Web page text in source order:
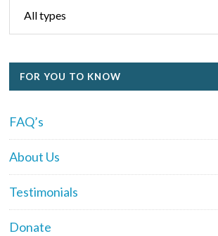
FOR YOU TO KNOW
FAQ’s
About Us
Testimonials
Donate